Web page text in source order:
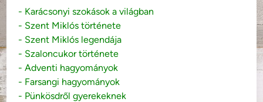
- Karácsonyi szokások a világban
- Szent Miklós története
- Szent Miklós legendája
- Szaloncukor története
- Adventi hagyományok
- Farsangi hagyományok
- Pünkösdről gyerekeknek